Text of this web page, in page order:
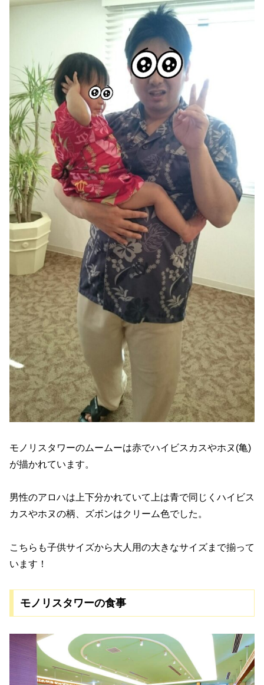
モノリスタワーのムームーは赤でハイビスカスやホヌ(亀)
が描かれています。
男性のアロハは上下分かれていて上は青で同じくハイビス
カスやホヌの柄、ズボンはクリーム色でした。
こちらも子供サイズから大人用の大きなサイズまで揃って
います！
モノリスタワーの食事